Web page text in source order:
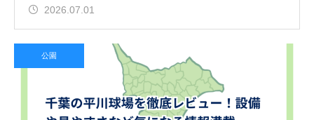
2026.07.01
公園